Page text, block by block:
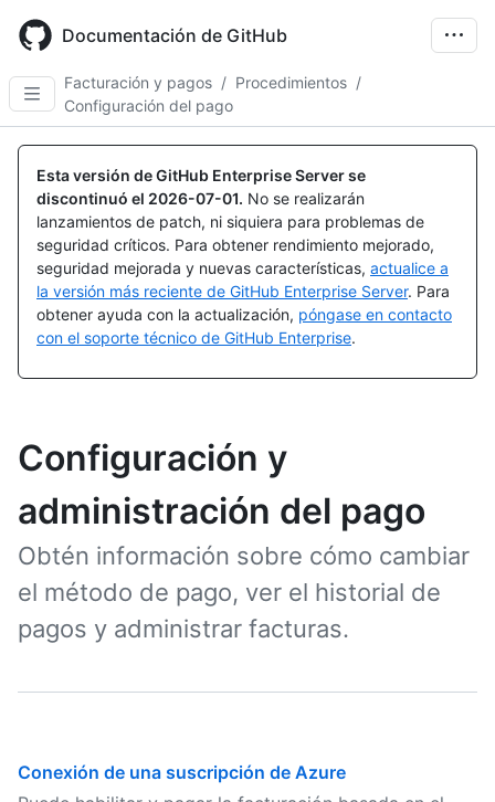
main
content
Documentación de GitHub
Facturación y pagos / Procedimientos /
Configuración del pago
Esta versión de GitHub Enterprise Server se
discontinuó el 2026-07-01. No se realizarán
lanzamientos de patch, ni siquiera para problemas de
seguridad críticos. Para obtener rendimiento mejorado,
seguridad mejorada y nuevas características, actualice a
la versión más reciente de GitHub Enterprise Server. Para
obtener ayuda con la actualización, póngase en contacto
con el soporte técnico de GitHub Enterprise.
Configuración y
administración del pago
Obtén información sobre cómo cambiar
el método de pago, ver el historial de
pagos y administrar facturas.
Conexión de una suscripción de Azure